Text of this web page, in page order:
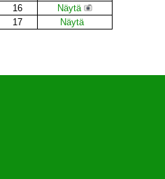
16
Näytä
17 Näytä